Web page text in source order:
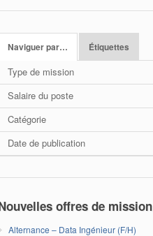
Naviguer par… Étiquettes
Type de mission
Salaire du poste
Catégorie
Date de publication
offres de mission
Alternance – Data Ingénieur (F/H)